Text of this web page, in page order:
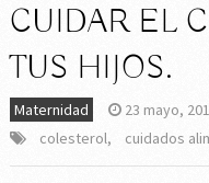
CUIDAR EL
TUS HIJOS.
Maternidad 23 mayo,
colesterol, cuidados